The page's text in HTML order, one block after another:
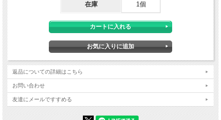
在庫 1個
返品についての詳細はこちら
お問い合わせ
友達にメールですすめる